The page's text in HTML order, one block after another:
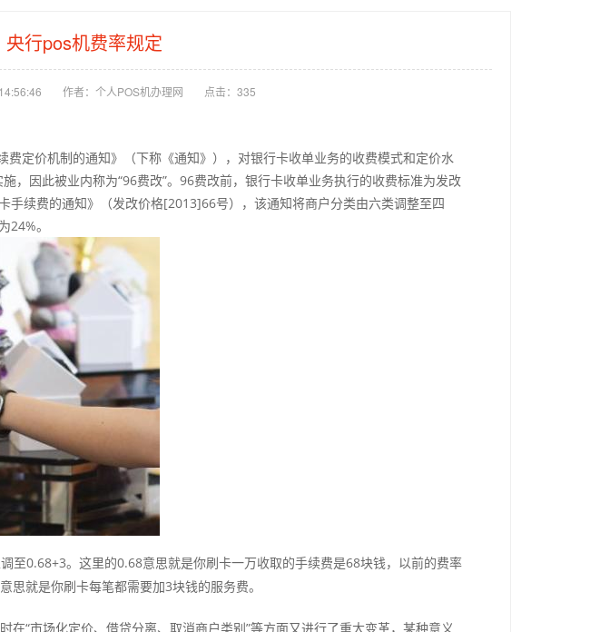
央行pos机费率规定
作者：个人POS机办理网 点击： 335
定价机制的通知》（下称《通知》），对银行卡收单业务的收费模式和定价水
，因此被业内称为“96费改”。96费改前，银行卡收单业务执行的收费标准为发改
手续费的通知》（发改价格[2013]66号），该通知将商户分类由六类调整至四
24%。
至0.68+3。这里的0.68意思就是你刷卡一万收取的手续费是68块钱，以前的费率
就是你刷卡每笔都需要加3块钱的服务费。
在“市场化定价、借贷分离、取消商户类别”等方面又进行了重大变革，某种意义